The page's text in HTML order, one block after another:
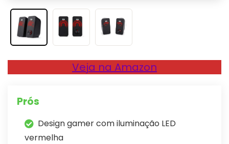
Veja na Amazon
Prós
Design gamer com iluminação LED
vermelha